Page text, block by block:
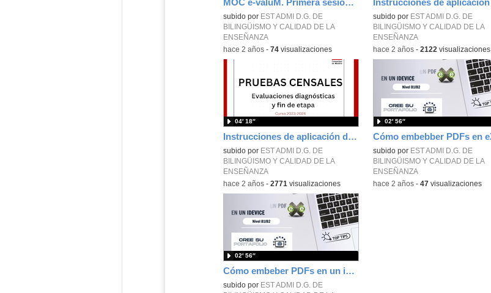
MOC e-valuM. Primera sesión. Campus Innovación 2024
subido por EST ADMI D.G. DE
BILINGÜISMO Y CALIDAD DE LA
ENSEÑANZA
-hace 2 años- 74visualizaciones
subido por EST ADMI D.G. DE
BILINGÜISMO Y CALIDAD DE LA
ENSEÑANZA
-hace 2 años- 2122 visualizaciones
Instrucciones de aplicación de pruebas censales. Parte 1. Acceso y configuración. Curso 2023-2024
subido por EST ADMI D.G. DE
BILINGÜISMO Y CALIDAD DE LA
ENSEÑANZA
04′ 18″
-hace 2 años- 2771 visualizaciones
subido por EST ADMI D.G. DE
BILINGÜISMO Y CALIDAD DE LA
ENSEÑANZA
02′ 56″
-hace 2 años- 47 visualizaciones
Cómo embeber PDFs en un iDevice en eXeLearning
subido por EST ADMI D.G. DE
02′ 56″